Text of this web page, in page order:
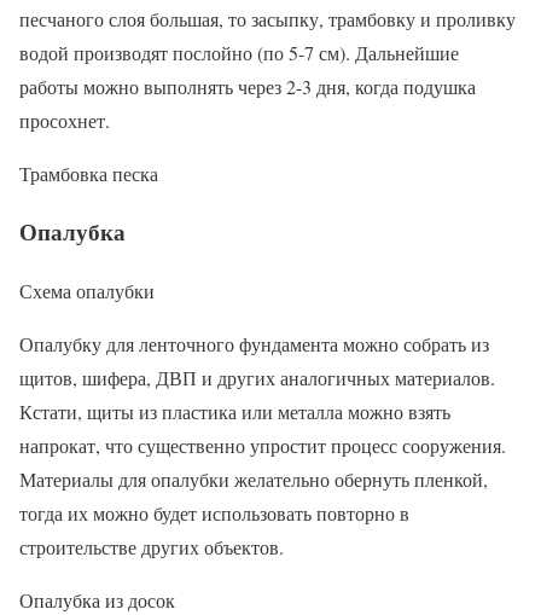
песчаного слоя большая, то засыпку, трамбовку и проливку
водой производят послойно (по 5-7 см). Дальнейшие
работы можно выполнять через 2-3 дня, когда подушка
просохнет.
Трамбовка песка
Опалубка
Схема опалубки
Опалубку для ленточного фундамента можно собрать из
щитов, шифера, ДВП и других аналогичных материалов.
Кстати, щиты из пластика или металла можно взять
напрокат, что существенно упростит процесс сооружения.
Материалы для опалубки желательно обернуть пленкой,
тогда их можно будет использовать повторно в
строительстве других объектов.
Опалубка из досок